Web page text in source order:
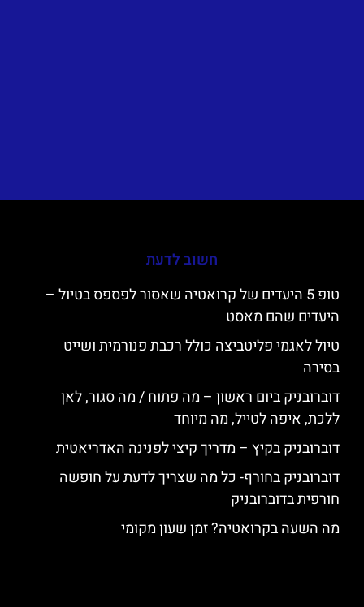
חשוב לדעת
טופ 5 היעדים של קרואטיה שאסור לפספס בטיול –
היעדים שהם מאסט
טיול לאגמי פליטביצה כולל רכבת פנורמית ושייט
בסירה
דוברובניק ביום ראשון – מה פתוח / מה סגור, לאן
ללכת, איפה לטייל, מה מיוחד
דוברובניק בקיץ – מדריך קיצי לפנינה האדריאטית
דוברובניק בחורף- כל מה שצריך לדעת על חופשה
חורפית בדוברובניק
מה השעה בקרואטיה? זמן שעון מקומי